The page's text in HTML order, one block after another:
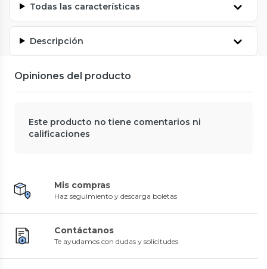
Todas las características
Descripción
Opiniones del producto
Este producto no tiene comentarios ni
calificaciones
Mis compras
Haz seguimiento y descarga boletas
Contáctanos
Te ayudamos con dudas y solicitudes